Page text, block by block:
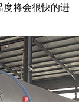
度将会很快的进